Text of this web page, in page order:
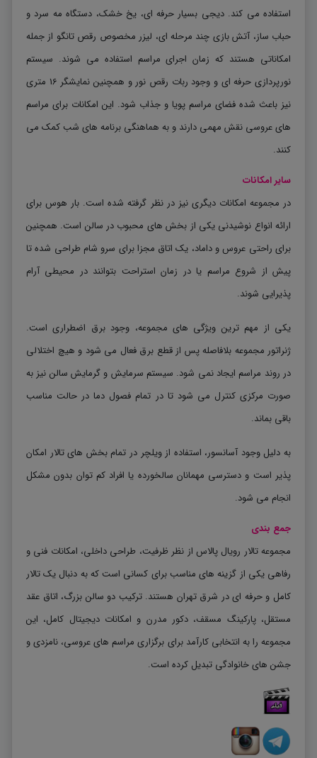
استفاده می کند. دیجی بسیار حرفه ای، یخ خشک، دستگاه مه سرد و
حباب ساز، آتش بازی چند مرحله ای، لیزر مخصوص رقص تانگو از جمله
امکاناتی هستند که زمان اجرای مراسم استفاده می شوند. سیستم
نورپردازی حرفه ای و وجود ربات رقص نور و همچنین نمایشگر 16 متری
نیز باعث شده فضای مراسم پویا و جذاب شود. این امکانات برای مراسم
های عروسی نقش مهمی دارند و به هماهنگی برنامه های شب کمک می
کنند.
سایر امکانات
در مجموعه امکانات دیگری نیز در نظر گرفته شده است. بار هوس برای
ارائه انواع نوشیدنی یکی از بخش های محبوب در سالن است. همچنین
برای راحتی عروس و داماد، یک اتاق مجزا برای سرو شام طراحی شده تا
پیش از شروع مراسم یا در زمان استراحت بتوانند در محیطی آرام
پذیرایی شوند.
یکی از مهم ترین ویژگی های مجموعه، وجود برق اضطراری است.
ژنراتور مجموعه بلافاصله پس از قطع برق فعال می شود و هیچ اختلالی
در روند مراسم ایجاد نمی شود. سیستم سرمایش و گرمایش سالن نیز به
صورت مرکزی کنترل می شود تا در تمام فصول دما در حالت مناسب
باقی بماند.
به دلیل وجود آسانسور، استفاده از ویلچر در تمام بخش های تالار امکان
پذیر است و دسترسی مهمانان سالخورده یا افراد کم توان بدون مشکل
انجام می شود.
جمع بندی
مجموعه تالار رویال پالاس از نظر ظرفیت، طراحی داخلی، امکانات فنی و
رفاهی یکی از گزینه های مناسب برای کسانی است که به دنبال یک تالار
کامل و حرفه ای در شرق تهران هستند. ترکیب دو سالن بزرگ، اتاق عقد
مستقل، پارکینگ مسقف، دکور مدرن و امکانات دیجیتال کامل، این
مجموعه را به انتخابی کارآمد برای برگزاری مراسم های عروسی، نامزدی و
جشن های خانوادگی تبدیل کرده است.